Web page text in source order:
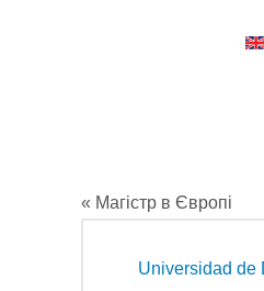
« Магістр в Європі
Universidad de